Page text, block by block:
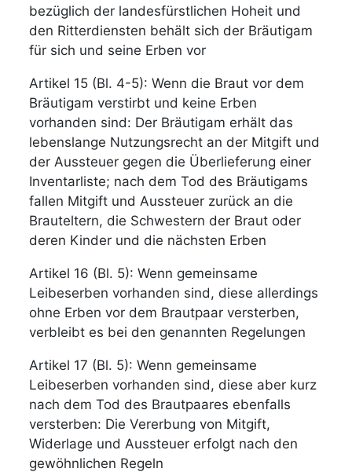
bezüglich der landesfürstlichen Hoheit und
den Ritterdiensten behält sich der Bräutigam
für sich und seine Erben vor
Artikel 15 (Bl. 4-5): Wenn die Braut vor dem
Bräutigam verstirbt und keine Erben
vorhanden sind: Der Bräutigam erhält das
lebenslange Nutzungsrecht an der Mitgift und
der Aussteuer gegen die Überlieferung einer
Inventarliste; nach dem Tod des Bräutigams
fallen Mitgift und Aussteuer zurück an die
Brauteltern, die Schwestern der Braut oder
deren Kinder und die nächsten Erben
Artikel 16 (Bl. 5): Wenn gemeinsame
Leibeserben vorhanden sind, diese allerdings
ohne Erben vor dem Brautpaar versterben,
verbleibt es bei den genannten Regelungen
Artikel 17 (Bl. 5): Wenn gemeinsame
Leibeserben vorhanden sind, diese aber kurz
nach dem Tod des Brautpaares ebenfalls
versterben: Die Vererbung von Mitgift,
Widerlage und Aussteuer erfolgt nach den
gewöhnlichen Regeln